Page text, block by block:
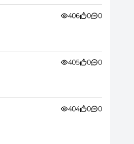
406 0 0
405 0 0
404 0 0